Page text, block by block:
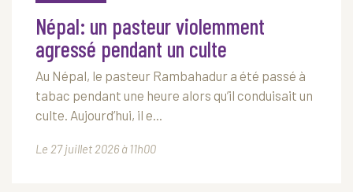
Népal: un pasteur violemment
agressé pendant un culte
Au Népal, le pasteur Rambahadur a été passé à
tabac pendant une heure alors qu’il conduisait un
culte. Aujourd’hui, il e...
Le 27 juillet 2026 à 11h00